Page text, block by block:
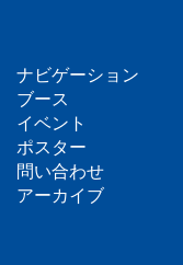
フ
ッ
タ
ナビゲーション
ブース
イベント
ポスター
問い合わせ
アーカイブ